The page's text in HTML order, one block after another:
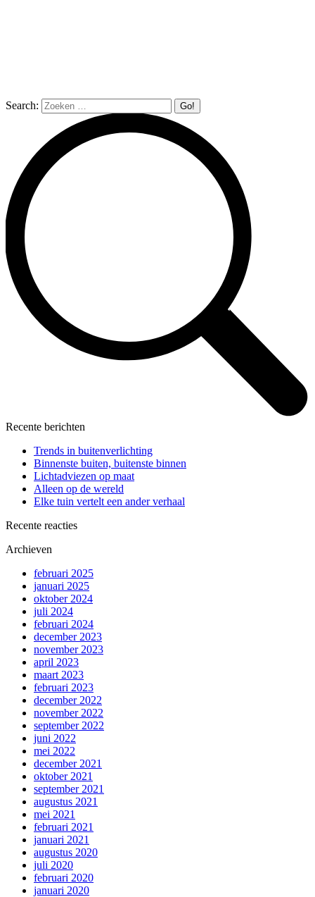
Search:
Recente berichten
Trends in buitenverlichting
Binnenste buiten, buitenste binnen
Lichtadviezen op maat
Alleen op de wereld
Elke tuin vertelt een ander verhaal
Recente reacties
Archieven
februari 2025
januari 2025
oktober 2024
juli 2024
februari 2024
december 2023
november 2023
april 2023
maart 2023
februari 2023
december 2022
november 2022
september 2022
juni 2022
mei 2022
december 2021
oktober 2021
september 2021
augustus 2021
mei 2021
februari 2021
januari 2021
augustus 2020
juli 2020
februari 2020
januari 2020